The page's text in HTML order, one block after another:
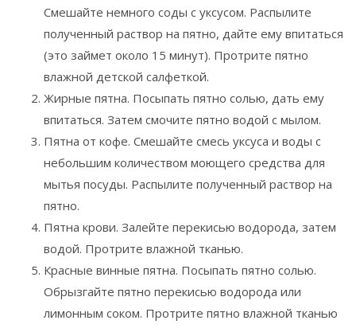
Смешайте немного соды с уксусом. Распылите
полученный раствор на пятно, дайте ему впитаться
(это займет около 15 минут). Протрите пятно
влажной детской салфеткой.
Жирные пятна. Посыпать пятно солью, дать ему
впитаться. Затем смочите пятно водой с мылом.
Пятна от кофе. Смешайте смесь уксуса и воды с
небольшим количеством моющего средства для
мытья посуды. Распылите полученный раствор на
пятно.
Пятна крови. Залейте перекисью водорода, затем
водой. Протрите влажной тканью.
Красные винные пятна. Посыпать пятно солью.
Обрызгайте пятно перекисью водорода или
лимонным соком. Протрите пятно влажной тканью